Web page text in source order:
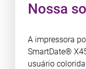
Nossa
A impressora
SmartDate®
usuário